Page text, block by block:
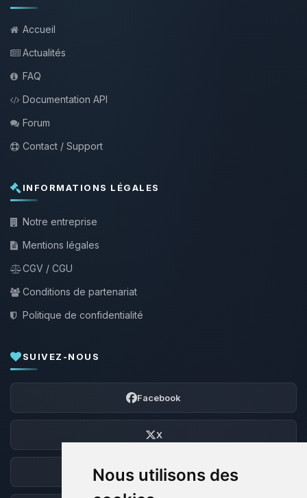
Nous utilisons des
Accueil
Actualités
FAQ
Documentation API
Forum
Contact / Support
INFORMATIONS LÉGALES
Notre entreprise
Mentions légales
CGV / CGU
Conditions de partenariat
Politique de confidentialité
SUIVEZ-NOUS
Facebook
X
Discord